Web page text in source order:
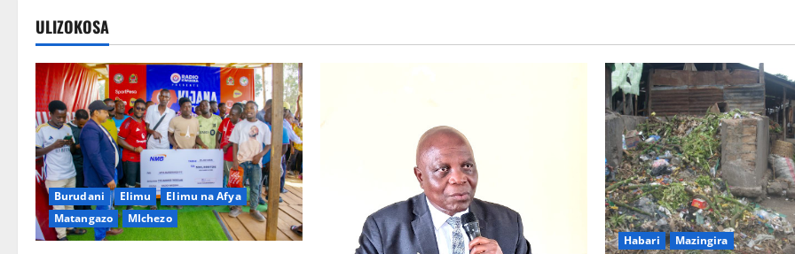
ULIZOKOSA
Burudani Elimu
Elimu na Afya
Matangazo
MIchezo
Habari Mazingira